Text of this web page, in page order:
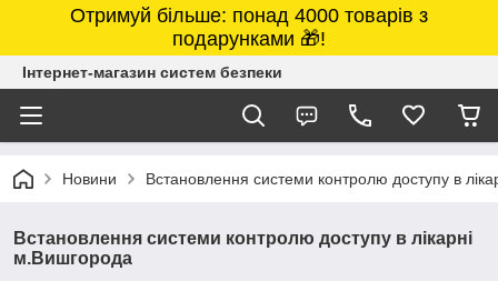
Отримуй більше: понад 4000 товарів з
подарунками 🎁!
Інтернет-магазин систем безпеки
Новини Встановлення системи контролю доступу в
Встановлення системи контролю доступу в лікарні
м.Вишгорода